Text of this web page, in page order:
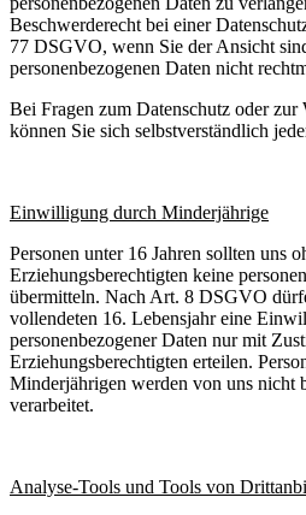
Beschwerderecht bei einer
77 DSGVO, wenn Sie der Ansicht
personenbezogenen Daten nicht
Bei Fragen zum Datenschutz oder zur
können Sie sich selbstverständlich
Einwilligung durch Minderjährige
Personen unter 16 Jahren sollten uns
Erziehungsberechtigten keine
übermitteln. Nach Art. 8 DSGVO
vollendeten 16. Lebensjahr eine
personenbezogener Daten nur mit
Erziehungsberechtigten erteilen.
Minderjährigen werden von uns nicht
verarbeitet.
Analyse-Tools und Tools von